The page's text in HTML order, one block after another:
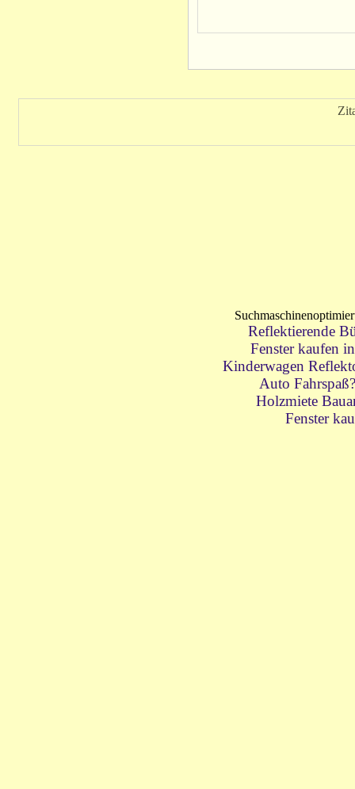
Reflektierende
Fenster kaufen
Kinderwagen
Auto
Holzmiete
Fenster